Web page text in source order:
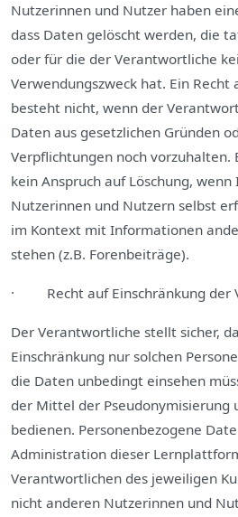
Nutzerinnen und Nutzer haben
dass Daten gelöscht werden, die
oder für die der Verantwortliche
Verwendungszweck hat. Ein Recht
besteht nicht, wenn der
Daten aus gesetzlichen Gründen
Verpflichtungen noch vorzuhalten.
kein Anspruch auf Löschung,
Nutzerinnen und Nutzern selbst
im Kontext mit Informationen
stehen (z.B. Forenbeiträge).
· Recht auf Einschränkung der
Der Verantwortliche stellt sicher,
Einschränkung nur solchen
die Daten unbedingt einsehen
der Mittel der Pseudonymisierung
bedienen. Personenbezogene
Administration dieser
Verantwortlichen des jeweiligen
nicht anderen Nutzerinnen und